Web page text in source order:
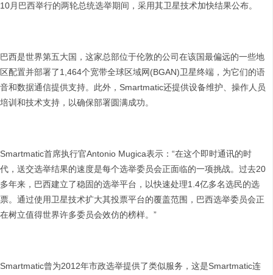
10月巴西举行的两轮总统选举期间，采用其卫星技术加快结果公布。
巴西是世界第五大国，这家总部位于伦敦的公司在该国最偏远的一些地
区配置并部署了1,464个宽带全球区域网(BGAN)卫星终端，为它们的语
音和数据通信提供支持。此外，Smartmatic还提供设备维护、操作人员
培训和技术支持，以确保部署圆满成功。
Smartmatic首席执行官Antonio Mugica表示：“在这个即时通讯的时
代，送交选举结果的速度是每个选举委员会正面临的一项挑战。过去20
多年来，巴西建立了稳固的选举平台，以快速处理1.4亿多名选民的选
票。通过使用卫星技术扩大其投票平台的覆盖范围，巴西选举委员会正
在树立值得世界许多委员会效仿的榜样。”
Smartmatic曾为2012年市政选举提供了类似服务，这是Smartmatic连